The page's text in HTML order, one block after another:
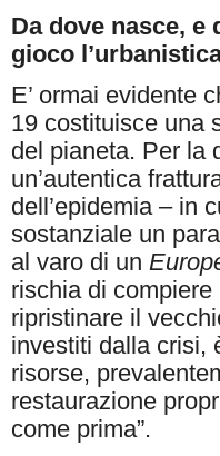
Da dove nasce,
gioco
E’ ormai evidente
19 costituisce una
del pianeta. Per la
un’autentica
dell’epidemia – in
sostanziale un
al varo di un
rischia di
ripristinare il
investiti dalla crisi,
risorse,
restaurazione
come